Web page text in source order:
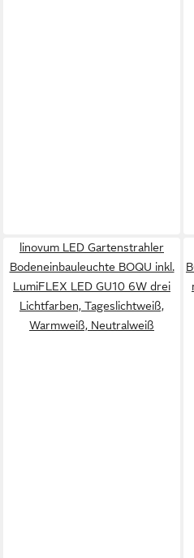
linovum LED Gartenstrahler
Bodeneinbauleuchte BOQU inkl.
LumiFLEX LED GU10 6W drei
Lichtfarben, Tageslichtweiß,
Warmweiß, Neutralweiß